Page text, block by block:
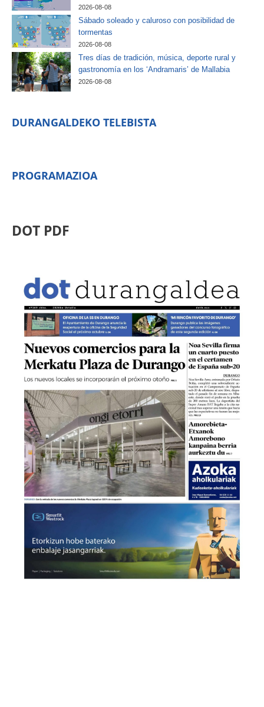
2026-08-08
Sábado soleado y caluroso con posibilidad de
tormentas
2026-08-08
Tres días de tradición, música, deporte rural y
gastronomía en los ‘Andramaris’ de Mallabia
2026-08-08
DURANGALDEKO TELEBISTA
PROGRAMAZIOA
DOT PDF